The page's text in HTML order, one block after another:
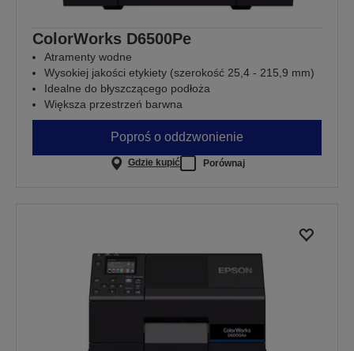
ColorWorks D6500Pe
Atramenty wodne
Wysokiej jakości etykiety (szerokość 25,4 - 215,9 mm)
Idealne do błyszczącego podłoża
Większa przestrzeń barwna
Poproś o oddzwonienie
Gdzie kupić Porównaj